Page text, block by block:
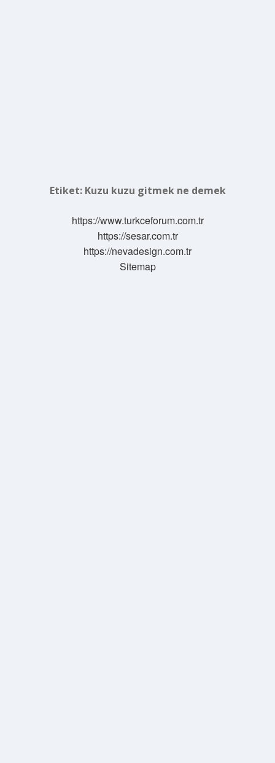
Etiket: Kuzu kuzu gitmek ne demek
https://www.turkceforum.com.tr
https://sesar.com.tr
https://nevadesign.com.tr
Sitemap